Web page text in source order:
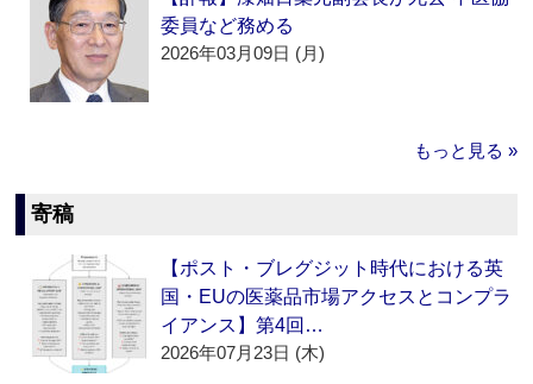
委員など務める
2026年03月09日 (月)
もっと見る »
寄稿
【ポスト・ブレグジット時代における英
国・EUの医薬品市場アクセスとコンプラ
イアンス】第4回…
2026年07月23日 (木)